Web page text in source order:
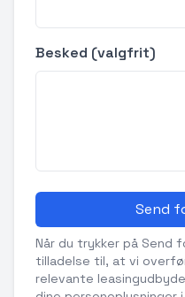
Besked (valgfrit)
Send
Når du trykker på Send
tilladelse til, at vi
relevante